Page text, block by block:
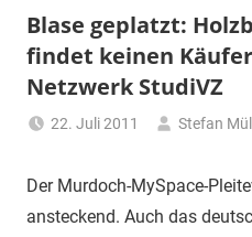
Blase geplatzt:
findet keinen
Netzwerk StudiVZ
22. Juli 2011 Stefan
Der Murdoch-MySpace-
ansteckend. Auch das